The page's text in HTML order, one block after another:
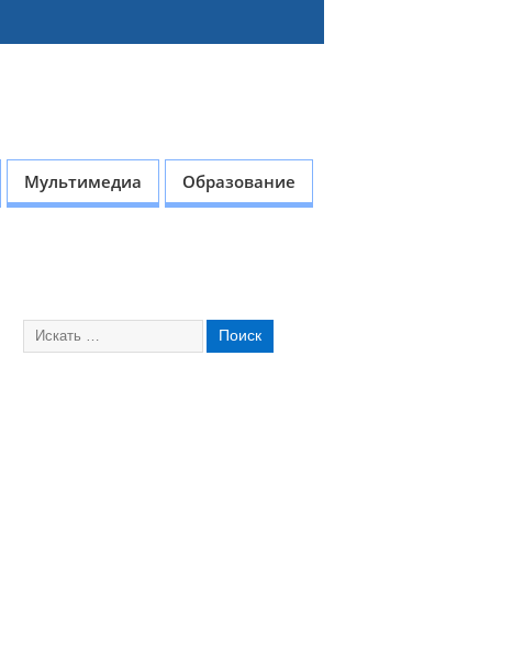
Мультимедиа Образование